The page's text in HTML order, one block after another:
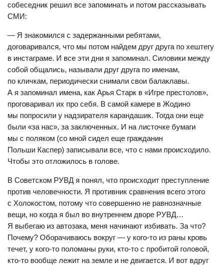
собеседник решил все запоминать и потом рассказывать
СМИ:
— Я знакомился с задержанными ребятами,
договаривался, что мы потом найдем друг друга по хештегу
в инстаграме. И все эти дни я запоминал. Силовики между
собой общались, называли друг друга по именам,
по кличкам, периодически снимали свои балаклавы.
А я запоминал имена, как Арья Старк в «Игре престолов»,
проговаривал их про себя. В самой камере в Жодино
мы попросили у надзирателя карандашик. Тогда они еще
были «за нас», за заключенных. И на листочке бумаги
мы с поляком (со мной сидел еще гражданин
Польши Каспер) записывали все, что с нами происходило.
Чтобы это отложилось в голове.
В Советском РУВД я понял, что происходит преступление
против человечности. Я противник сравнения всего этого
с Холокостом, потому что совершенно не равнозначные
вещи, но когда я был во внутреннем дворе РУВД…
Я выбегаю из автозака, меня начинают избивать. За что?
Почему? Оборачиваюсь вокруг — у кого-то из раны кровь
течет, у кого-то поломаны руки, кто-то с пробитой головой,
кто-то вообще лежит на земле и не двигается. И вот вдруг